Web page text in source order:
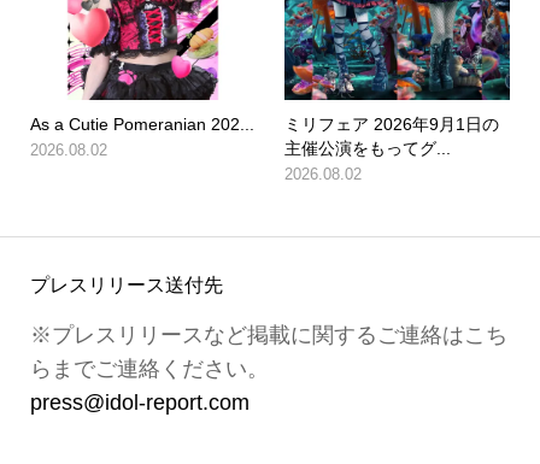
As a Cutie Pomeranian 202...
2026.08.02
ミリフェア 2026年9月1日の
主催公演をもってグ...
2026.08.02
プレスリリース送付先
※プレスリリースなど掲載に関するご連絡はこち
らまでご連絡ください。
press@idol-report.com